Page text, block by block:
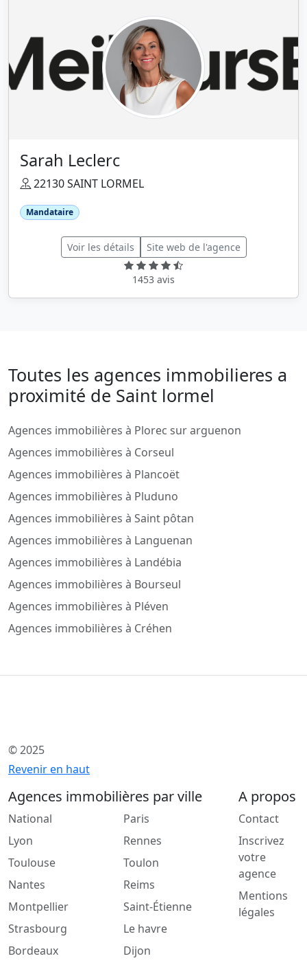
Sarah Leclerc
22130 SAINT LORMEL
Mandataire
Voir les détails Site web de l'agence
1453 avis
Toutes les agences immobilieres a
proximité de Saint lormel
Agences immobilières à Plorec sur arguenon
Agences immobilières à Corseul
Agences immobilières à Plancoët
Agences immobilières à Pluduno
Agences immobilières à Saint pôtan
Agences immobilières à Languenan
Agences immobilières à Landébia
Agences immobilières à Bourseul
Agences immobilières à Pléven
Agences immobilières à Créhen
© 2025
Revenir en haut
Agences immobilières par ville
National
Lyon
Toulouse
Nantes
Montpellier
Strasbourg
Bordeaux
Paris
Rennes
Toulon
Reims
Saint-Étienne
Le havre
Dijon
A propos
Contact
Inscrivez
votre
agence
Mentions
légales